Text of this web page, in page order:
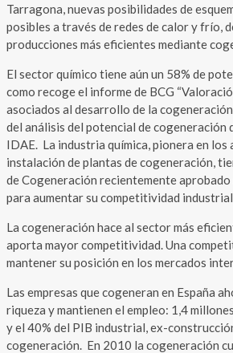
Tarragona, nuevas posibilidades de
posibles a través de redes de calor y frío,
producciones más eficientes mediante
El sector químico tiene aún un 58% de
como recoge el informe de BCG
asociados al desarrollo de la cogeneración
del análisis del potencial de cogeneración
IDAE. La industria química, pionera en los
instalación de plantas de cogeneración,
de Cogeneración recientemente
para aumentar su competitividad industrial.
La cogeneración hace al sector más
aporta mayor competitividad. Una
mantener su posición en los mercados
Las empresas que cogeneran en España
riqueza y mantienen el empleo: 1,4
y el 40% del PIB industrial, ex-
cogeneración. En 2010 la cogeneración